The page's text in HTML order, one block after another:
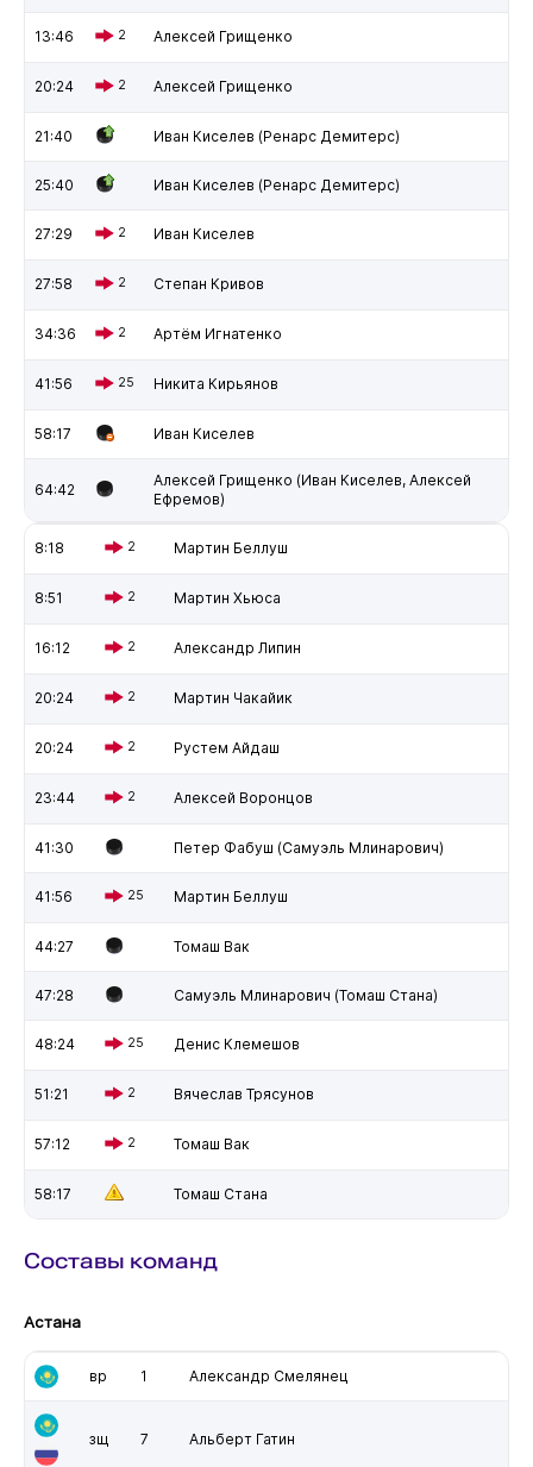
13:46 2 Алексей Грищенко
20:24 2 Алексей Грищенко
21:40 Иван Киселев (Ренарс Демитерс)
25:40 Иван Киселев (Ренарс Демитерс)
27:29 2 Иван Киселев
27:58 2 Степан Кривов
34:36 2 Артём Игнатенко
41:56 25 Никита Кирьянов
58:17 Иван Киселев
64:42
Алексей Грищенко (Иван Киселев, Алексей
Ефремов)
8:18 2 Мартин Беллуш
8:51 2 Мартин Хьюса
16:12 2 Александр Липин
20:24 2 Мартин Чакайик
20:24 2 Рустем Айдаш
23:44 2 Алексей Воронцов
41:30 Петер Фабуш (Самуэль Млинарович)
41:56 25 Мартин Беллуш
44:27 Томаш Вак
47:28 Самуэль Млинарович (Томаш Стана)
48:24 25 Денис Клемешов
51:21 2 Вячеслав Трясунов
57:12 2 Томаш Вак
58:17 Томаш Стана
Составы команд
Астана
вр 1 Александр Смелянец
зщ 7 Альберт Гатин